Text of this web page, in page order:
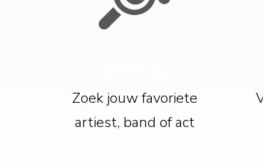
Zoek jouw favoriete
artiest, band of act